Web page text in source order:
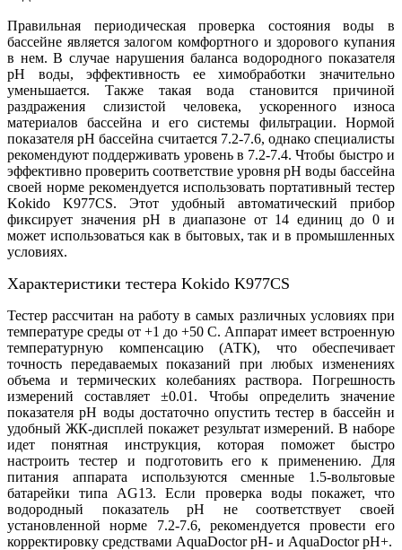
Правильная периодическая проверка состояния воды в
бассейне является залогом комфортного и здорового купания
в нем. В случае нарушения баланса водородного показателя
pH воды, эффективность ее химобработки значительно
уменьшается. Также такая вода становится причиной
раздражения слизистой человека, ускоренного износа
материалов бассейна и его системы фильтрации. Нормой
показателя pH бассейна считается 7.2-7.6, однако специалисты
рекомендуют поддерживать уровень в 7.2-7.4. Чтобы быстро и
эффективно проверить соответствие уровня pH воды бассейна
своей норме рекомендуется использовать портативный тестер
Kokido K977CS. Этот удобный автоматический прибор
фиксирует значения pH в диапазоне от 14 единиц до 0 и
может использоваться как в бытовых, так и в промышленных
условиях.
Характеристики тестера Kokido K977CS
Тестер рассчитан на работу в самых различных условиях при
температуре среды от +1 до +50 С. Аппарат имеет встроенную
температурную компенсацию (АТК), что обеспечивает
точность передаваемых показаний при любых изменениях
объема и термических колебаниях раствора. Погрешность
измерений составляет ±0.01. Чтобы определить значение
показателя pH воды достаточно опустить тестер в бассейн и
удобный ЖК-дисплей покажет результат измерений. В наборе
идет понятная инструкция, которая поможет быстро
настроить тестер и подготовить его к применению. Для
питания аппарата используются сменные 1.5-вольтовые
батарейки типа AG13. Если проверка воды покажет, что
водородный показатель pH не соответствует своей
установленной норме 7.2-7.6, рекомендуется провести его
корректировку средствами AquaDoctor pH- и AquaDoctor pH+.